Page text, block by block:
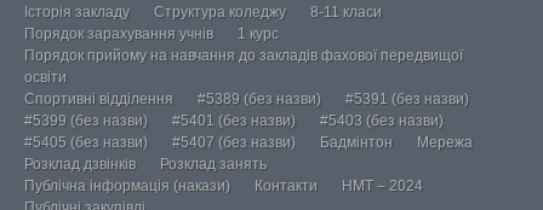
Історія закладу
Структура коледжу
8-11 класи
Порядок зарахування учнів
1 курс
Порядок прийому на навчання до закладів фахової передвищої
освіти
Спортивні відділення
#5389 (без назви)
#5391 (без назви)
#5399 (без назви)
#5401 (без назви)
#5403 (без назви)
#5405 (без назви)
#5407 (без назви) Бадмінтон
Мережа
Розклад дзвінків
Розклад занять
Публічна інформація (накази)
Контакти
НМТ – 2024